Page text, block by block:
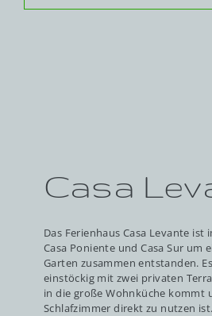
Casa
Das Ferienhaus Casa Levante ist
Casa Poniente und Casa Sur um
Garten zusammen entstanden.
einstöckig mit zwei privaten
in die große Wohnküche kommt
Schlafzimmer direkt zu nutzen ist.